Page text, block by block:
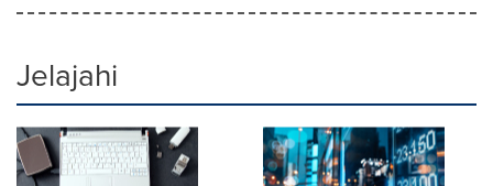
Jelajahi